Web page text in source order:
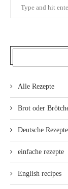
Alle Rezepte
Brot oder
Deutsche Rezepte
einfache rezepte
English recipes